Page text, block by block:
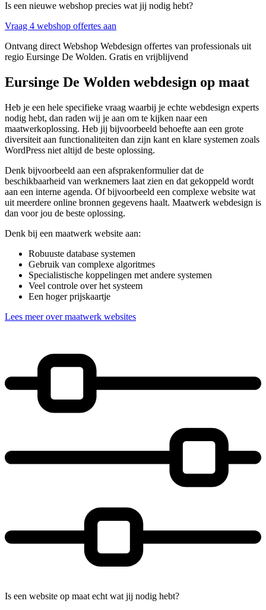
Is een nieuwe webshop precies wat jij nodig hebt?
Vraag 4 webshop offertes aan
Ontvang direct Webshop Webdesign offertes van professionals uit
regio Eursinge De Wolden. Gratis en vrijblijvend
Eursinge De Wolden webdesign op maat
Heb je een hele specifieke vraag waarbij je echte webdesign experts
nodig hebt, dan raden wij je aan om te kijken naar een
maatwerkoplossing. Heb jij bijvoorbeeld behoefte aan een grote
diversiteit aan functionaliteiten dan zijn kant en klare systemen zoals
WordPress niet altijd de beste oplossing.
Denk bijvoorbeeld aan een afsprakenformulier dat de
beschikbaarheid van werknemers laat zien en dat gekoppeld wordt
aan een interne agenda. Of bijvoorbeeld een complexe website wat
uit meerdere online bronnen gegevens haalt. Maatwerk webdesign is
dan voor jou de beste oplossing.
Denk bij een maatwerk website aan:
Robuuste database systemen
Gebruik van complexe algoritmes
Specialistische koppelingen met andere systemen
Veel controle over het systeem
Een hoger prijskaartje
Lees meer over maatwerk websites
Is een website op maat echt wat jij nodig hebt?